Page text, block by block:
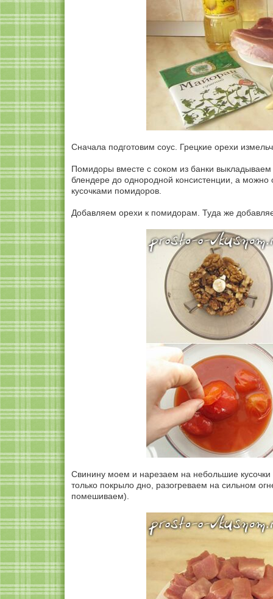
Сначала подготовим соус. Грецкие орехи
Помидоры вместе с соком из банки
блендере до однородной консистенции, а можно
кусочками помидоров.
Добавляем орехи к помидорам. Туда же
Свинину моем и нарезаем на небольшие
только покрыло дно, разогреваем на сильном
помешиваем).